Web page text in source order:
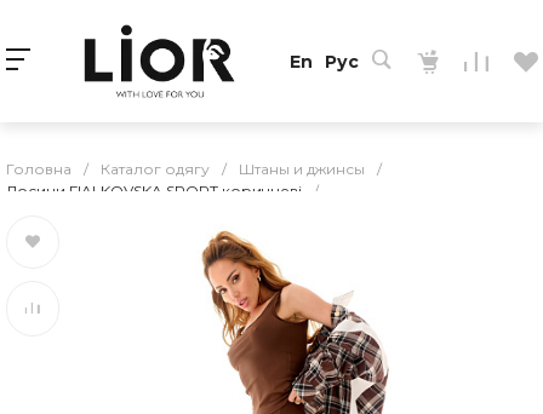
En Рус
Головна / Каталог одягу / Штаны и джинсы
/
Лосини FIALKOVSKA SPORT коричневі
/